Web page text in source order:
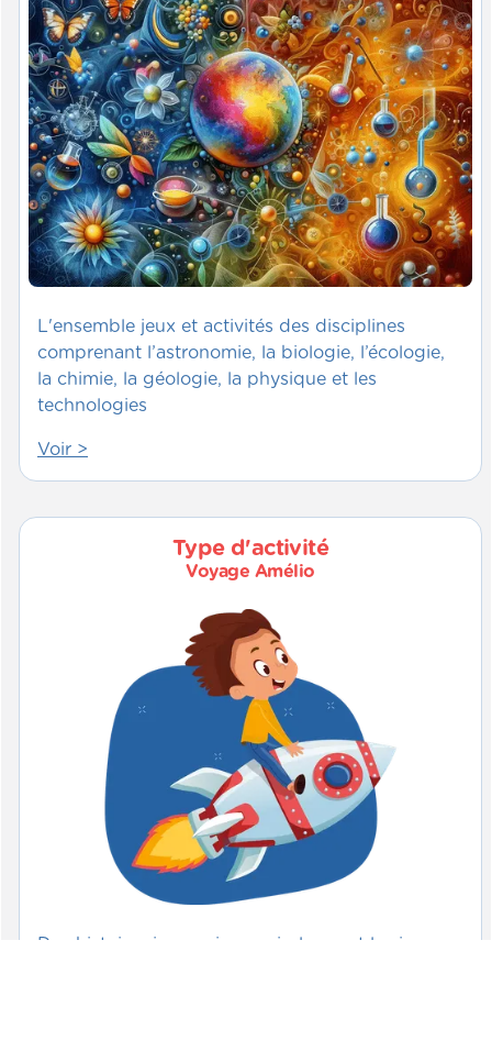
L'ensemble jeux et activités des disciplines
comprenant l’astronomie, la biologie, l’écologie,
la chimie, la géologie, la physique et les
technologies
Voir >
Type d'activité
Voyage Amélio
Des histoires immersives qui plongent les joueurs